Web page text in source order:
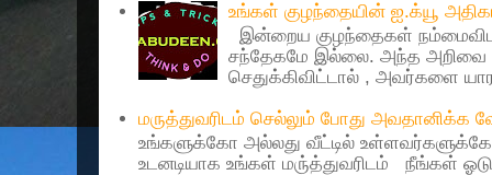
உங்கள் குழந்தையின் ஐ.க்யூ
இன்றைய குழந்தைகள்
சந்தேகமே இல்லை. அந்த
செதுக்கிவிட்டால் , அவர்களை
மருத்துவரிடம் செல்லும் போது அவதானிக்க
உங்களுக்கோ அல்லது வீட்டில்
உடனடியாக உங்கள் மரு்த்துவரிடம் நீங்கள்